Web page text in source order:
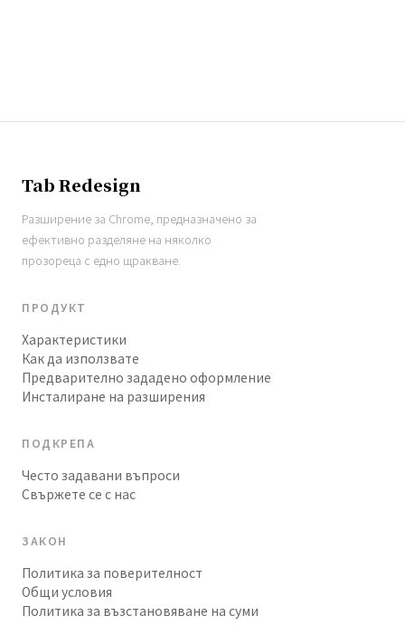
Tab Redesign
Разширение за Chrome, предназначено за
ефективно разделяне на няколко
прозореца с едно щракване.
ПРОДУКТ
Характеристики
Как да използвате
Предварително зададено оформление
Инсталиране на разширения
ПОДКРЕПА
Често задавани въпроси
Свържете се с нас
ЗАКОН
Политика за поверителност
Общи условия
Политика за възстановяване на суми